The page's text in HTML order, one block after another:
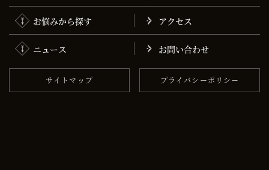
お悩みから探す アクセス
ニュース お問い合わせ
サイトマップ プライバシーポリシー